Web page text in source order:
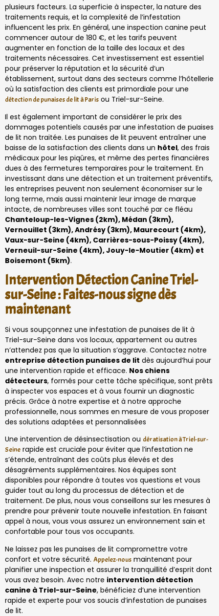
plusieurs facteurs. La superficie à inspecter, la nature des
traitements requis, et la complexité de l’infestation
influencent les prix. En général, une inspection canine peut
commencer autour de 180 €, et les tarifs peuvent
augmenter en fonction de la taille des locaux et des
traitements nécessaires. Cet investissement est essentiel
pour préserver la réputation et la sécurité d’un
établissement, surtout dans des secteurs comme l’hôtellerie
où la satisfaction des clients est primordiale pour une
détection de punaises de lit à Paris ou Triel-sur-Seine.
Il est également important de considérer le prix des
dommages potentiels causés par une infestation de puaises
de lit non traitée. Les punaises de lit peuvent entraîner une
baisse de la satisfaction des clients dans un hôtel, des frais
médicaux pour les piqûres, et même des pertes financières
dues à des fermetures temporaires pour le traitement. En
investissant dans une détection et un traitement préventifs,
les entreprises peuvent non seulement économiser sur le
long terme, mais aussi maintenir leur image de marque
intacte, de nombreuses villes sont touché par ce fléau
Chanteloup-les-Vignes (2km), Médan (3km),
Vernouillet (3km), Andrésy (3km), Maurecourt (4km),
Vaux-sur-Seine (4km), Carrières-sous-Poissy (4km),
Verneuil-sur-Seine (4km), Jouy-le-Moutier (4km) et
Boisemont (5km).
Intervention Détection Canine Triel-
sur-Seine : Faites-nous signe dès
maintenant
Si vous soupçonnez une infestation de punaises de lit à
Triel-sur-Seine dans vos locaux, appartement ou autres
n’attendez pas que la situation s’aggrave. Contactez notre
entreprise détection punaises de lit dès aujourd’hui pour
une intervention rapide et efficace. Nos chiens
détecteurs, formés pour cette tâche spécifique, sont prêts
à inspecter vos espaces et à vous fournir un diagnostic
précis. Grâce à notre expertise et à notre approche
professionnelle, nous sommes en mesure de vous proposer
des solutions adaptées et personnalisées
Une intervention de désinsectisation ou dératisation à Triel-sur-
Seine rapide est cruciale pour éviter que l’infestation ne
s’étende, entraînant des coûts plus élevés et des
désagréments supplémentaires. Nos équipes sont
disponibles pour répondre à toutes vos questions et vous
guider tout au long du processus de détection et de
traitement. De plus, nous vous conseillons sur les mesures à
prendre pour prévenir toute nouvelle infestation. En faisant
appel à nous, vous vous assurez un environnement sain et
confortable pour tous vos occupants.
Ne laissez pas les punaises de lit compromettre votre
confort et votre sécurité. Appelez-nous maintenant pour
planifier une inspection et assurer la tranquillité d’esprit dont
vous avez besoin. Avec notre intervention détection
canine à Triel-sur-Seine, bénéficiez d’une intervention
rapide et experte pour vos soucis d’infestation de punaises
de lit.